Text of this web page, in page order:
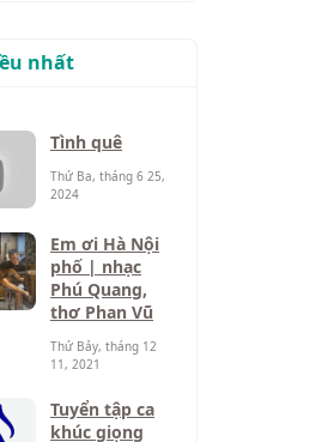
nhất
Tình quê
Thứ Ba, tháng 6 25,
2024
Em ơi Hà Nội
phố | nhạc
Phú Quang,
thơ Phan Vũ
Thứ Bảy, tháng 12
11, 2021
Tuyển tập ca
khúc giọng